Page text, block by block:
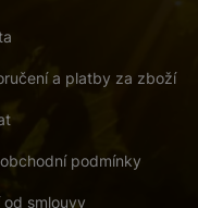
a platby za zboží
podmínky
smlouvy